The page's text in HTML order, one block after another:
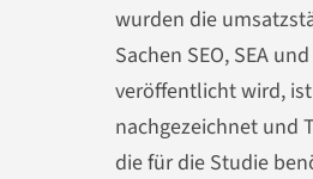
wurden die
Sachen SEO, SEA
veröffentlicht wird,
nachgezeichnet und
die für die Studie